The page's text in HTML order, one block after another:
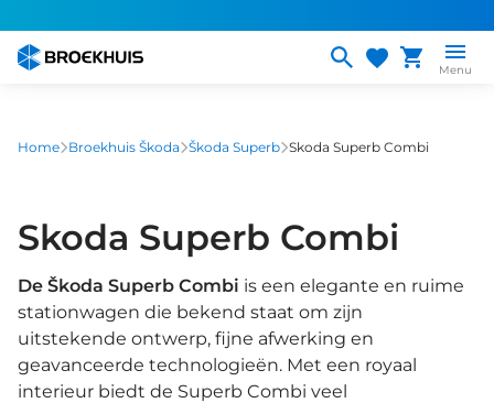
naar
gaan
Menu
Home Broekhuis Škoda Škoda Superb Skoda Superb Combi
Skoda Superb Combi
De Škoda Superb Combi is een elegante en ruime
stationwagen die bekend staat om zijn
uitstekende ontwerp, fijne afwerking en
geavanceerde technologieën. Met een royaal
interieur biedt de Superb Combi veel